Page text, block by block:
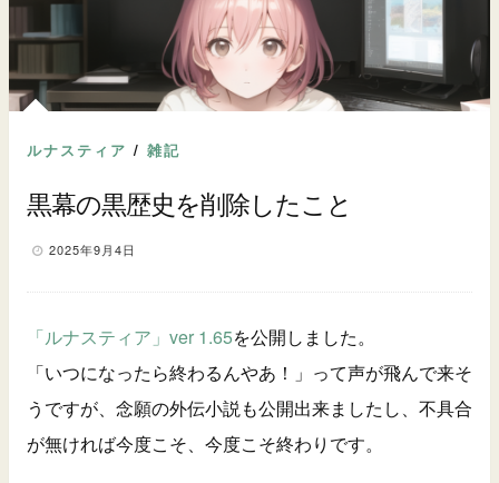
キ
ルナスティア / 雑記
黒幕の黒歴史を削除したこと
2025年9月4日
「ルナスティア」ver 1.65を公開しました。
「いつになったら終わるんやあ！」って声が飛んで来そ
うですが、念願の外伝小説も公開出来ましたし、不具合
が無ければ今度こそ、今度こそ終わりです。